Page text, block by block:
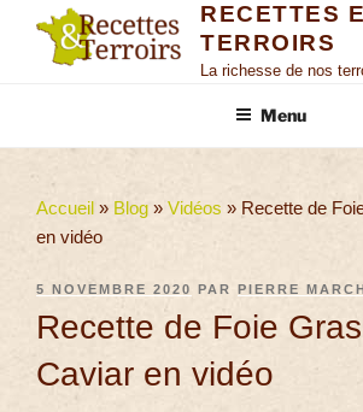
RECETTES
TERROIRS
La richesse de nos
Menu
Accueil » Blog » Vidéos » Recette de
en vidéo
5 NOVEMBRE 2020 PAR PIERRE
Recette de Foie
Caviar en vidéo